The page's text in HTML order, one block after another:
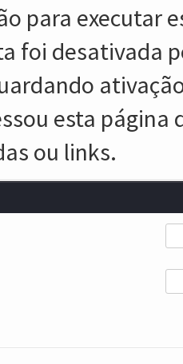
para executar
foi desativada
esta
ou links.